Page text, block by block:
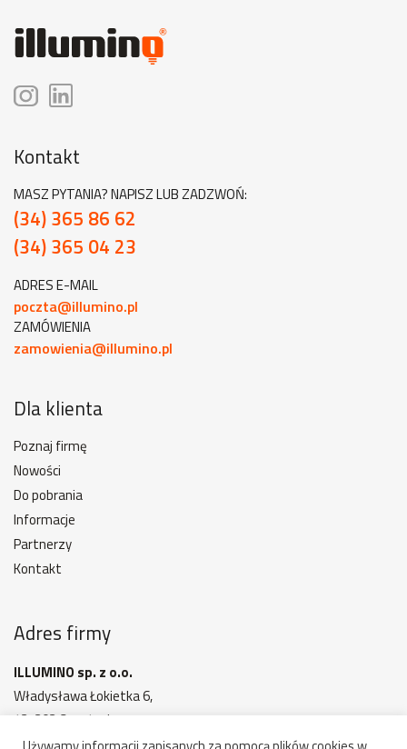
Kontakt
MASZ PYTANIA? NAPISZ LUB ZADZWOŃ:
(34) 365 86 62
(34) 365 04 23
ADRES E-MAIL
poczta@illumino.pl
ZAMÓWIENIA
zamowienia@illumino.pl
Dla klienta
Poznaj firmę
Nowości
Do pobrania
Informacje
Partnerzy
Kontakt
Adres firmy
ILLUMINO sp. z o.o.
Władysława Łokietka 6,
42-202 Częstochowa
MAPA DOJAZDU